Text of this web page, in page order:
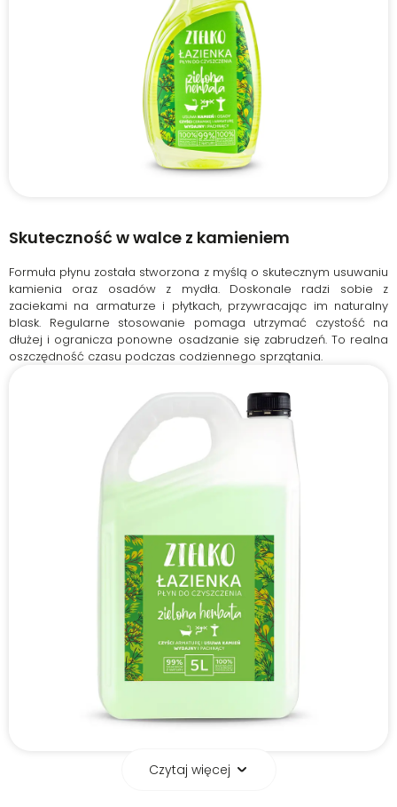
Skuteczność w walce z kamieniem
Formuła płynu została stworzona z myślą o skutecznym usuwaniu
kamienia oraz osadów z mydła. Doskonale radzi sobie z
zaciekami na armaturze i płytkach, przywracając im naturalny
blask. Regularne stosowanie pomaga utrzymać czystość na
dłużej i ogranicza ponowne osadzanie się zabrudzeń. To realna
oszczędność czasu podczas codziennego sprzątania.
Czytaj więcej